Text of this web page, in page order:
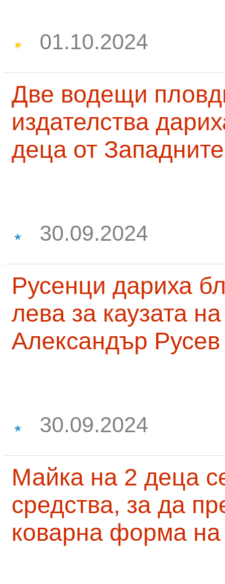
01.10.2024
Две водещи
издателства
деца от
30.09.2024
Русенци дариха
лева за каузата
Александър Русев
30.09.2024
Майка на 2 деца
средства, за да
коварна форма на